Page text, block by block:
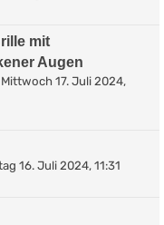
mit
Augen
Mittwoch 17. Juli 2024,
16. Juli 2024, 11:31